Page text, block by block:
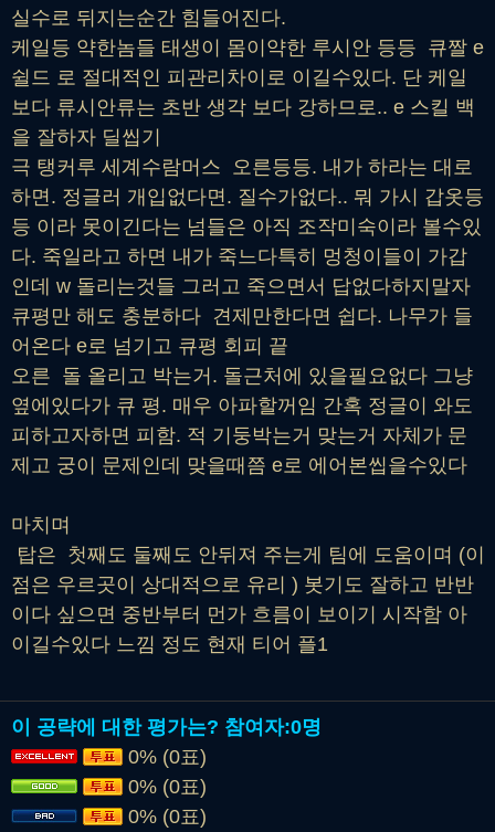
실수로 뒤지는순간 힘들어진다.
케일등 약한놈들 태생이 몸이약한 루시안 등등 큐짤 e
쉴드 로 절대적인 피관리차이로 이길수있다. 단 케일
보다 류시안류는 초반 생각 보다 강하므로.. e 스킬 백
을 잘하자 딜씹기
극 탱커루 세계수람머스 오른등등. 내가 하라는 대로
하면. 정글러 개입없다면. 질수가없다.. 뭐 가시 갑옷등
등 이라 못이긴다는 넘들은 아직 조작미숙이라 볼수있
다. 죽일라고 하면 내가 죽느다특히 멍청이들이 가갑
인데 w 돌리는것들 그러고 죽으면서 답없다하지말자
큐평만 해도 충분하다 견제만한다면 쉽다. 나무가 들
어온다 e로 넘기고 큐평 회피 끝
오른 돌 올리고 박는거. 돌근처에 있을필요없다 그냥
옆에있다가 큐 평. 매우 아파할꺼임 간혹 정글이 와도
피하고자하면 피함. 적 기둥박는거 맞는거 자체가 문
제고 궁이 문제인데 맞을때쯤 e로 에어본씹을수있다
마치며
탑은 첫째도 둘째도 안뒤져 주는게 팀에 도움이며 (이
점은 우르곳이 상대적으로 유리 ) 봇기도 잘하고 반반
이다 싶으면 중반부터 먼가 흐름이 보이기 시작함 아
이길수있다 느낌 정도 현재 티어 플1
이 공략에 대한 평가는? 참여자:0명
0% (0표)
0% (0표)
0% (0표)